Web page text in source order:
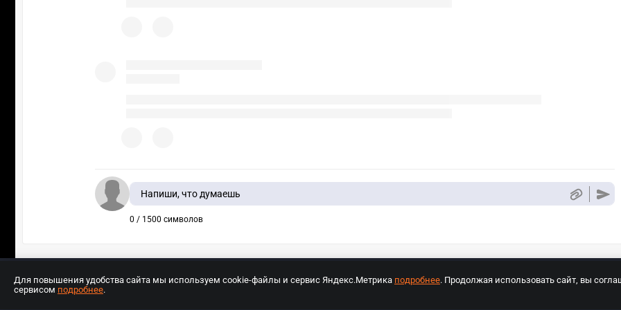
Напиши, что думаешь
0 / 1500 символов
Для повышения удобства сайта мы используем cookie-файлы и сервис Яндекс.Метрика подробнее. Продолжая использовать сайт, вы
сервисом подробнее.